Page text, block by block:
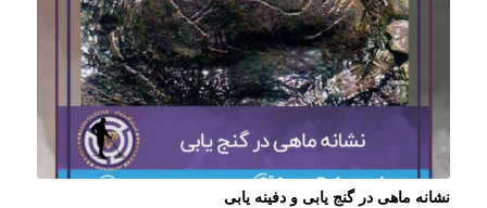
نشانه ماهی در گنج یابی و دفینه یابی